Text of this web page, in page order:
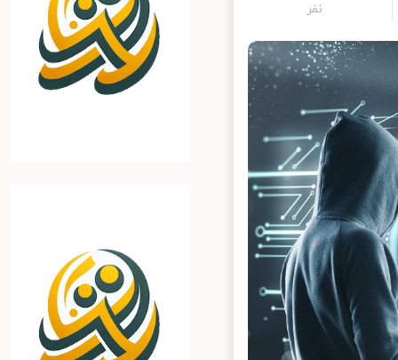
نفر